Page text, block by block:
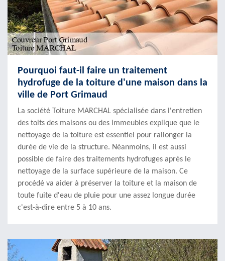
Pourquoi faut-il faire un traitement
hydrofuge de la toiture d'une maison dans la
ville de Port Grimaud
La société Toiture MARCHAL spécialisée dans l'entretien
des toits des maisons ou des immeubles explique que le
nettoyage de la toiture est essentiel pour rallonger la
durée de vie de la structure. Néanmoins, il est aussi
possible de faire des traitements hydrofuges après le
nettoyage de la surface supérieure de la maison. Ce
procédé va aider à préserver la toiture et la maison de
toute fuite d'eau de pluie pour une assez longue durée
c'est-à-dire entre 5 à 10 ans.